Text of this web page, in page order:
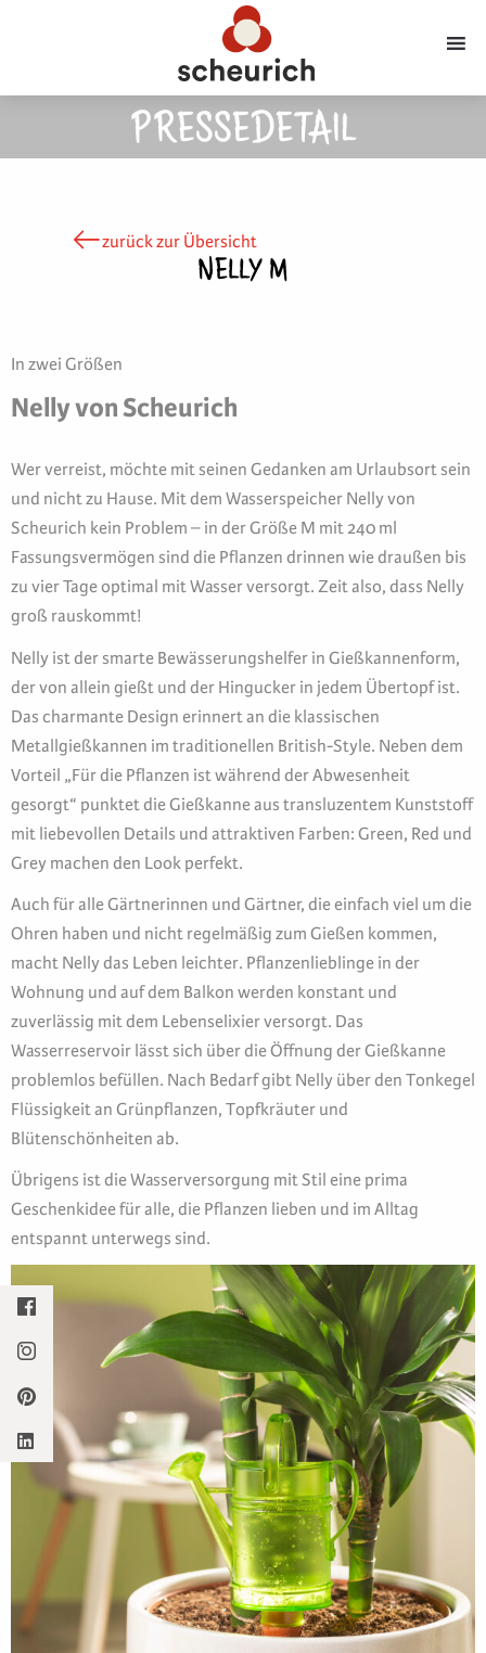
PRESSEDETAIL
zurück zur Übersicht
NELLY M
In zwei Größen
Nelly von Scheurich
Wer verreist, möchte mit seinen Gedanken am Urlaubsort sein
und nicht zu Hause. Mit dem Wasserspeicher Nelly von
Scheurich kein Problem – in der Größe M mit 240 ml
Fassungsvermögen sind die Pflanzen drinnen wie draußen bis
zu vier Tage optimal mit Wasser versorgt. Zeit also, dass Nelly
groß rauskommt!
Nelly ist der smarte Bewässerungshelfer in Gießkannenform,
der von allein gießt und der Hingucker in jedem Übertopf ist.
Das charmante Design erinnert an die klassischen
Metallgießkannen im traditionellen British-Style. Neben dem
Vorteil „Für die Pflanzen ist während der Abwesenheit
gesorgt“ punktet die Gießkanne aus transluzentem Kunststoff
mit liebevollen Details und attraktiven Farben: Green, Red und
Grey machen den Look perfekt.
Auch für alle Gärtnerinnen und Gärtner, die einfach viel um die
Ohren haben und nicht regelmäßig zum Gießen kommen,
macht Nelly das Leben leichter. Pflanzenlieblinge in der
Wohnung und auf dem Balkon werden konstant und
zuverlässig mit dem Lebenselixier versorgt. Das
Wasserreservoir lässt sich über die Öffnung der Gießkanne
problemlos befüllen. Nach Bedarf gibt Nelly über den Tonkegel
Flüssigkeit an Grünpflanzen, Topfkräuter und
Blütenschönheiten ab.
Übrigens ist die Wasserversorgung mit Stil eine prima
Geschenkidee für alle, die Pflanzen lieben und im Alltag
entspannt unterwegs sind.